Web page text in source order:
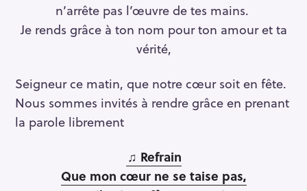
n’arrête pas l’œuvre de tes mains.
Je rends grâce à ton nom pour ton amour et ta
vérité,
Seigneur ce matin, que notre cœur soit en fête.
Nous sommes invités à rendre grâce en prenant
la parole librement
♫ Refrain
Que mon cœur ne se taise pas,